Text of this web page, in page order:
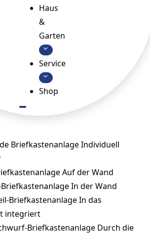
Haus
&
Garten
Service
Shop
BriefkastenanlageIndividuell
Auf der Wand
In der Wand
BriefkastenanlageIn das
integriert
Briefkastenanlage Durch die